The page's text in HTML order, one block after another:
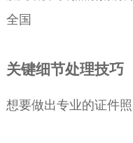
全国
关键细节处理技巧
想要做出专业的证件